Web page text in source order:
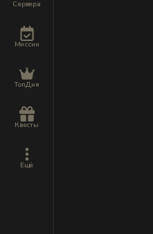
Сервера
Миссии
ТопДня
Квесты
Ещё